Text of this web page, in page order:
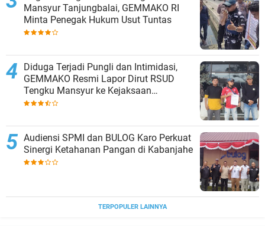
Mansyur Tanjungbalai, GEMMAKO RI
Minta Penegak Hukum Usut Tuntas
Diduga Terjadi Pungli dan Intimidasi,
GEMMAKO Resmi Lapor Dirut RSUD
Tengku Mansyur ke Kejaksaan
Tanjungbalai
Audiensi SPMI dan BULOG Karo Perkuat
Sinergi Ketahanan Pangan di Kabanjahe
TERPOPULER LAINNYA